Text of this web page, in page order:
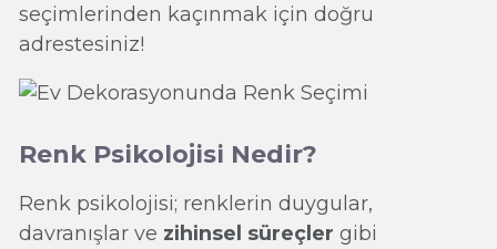
seçimlerinden kaçınmak için doğru
adrestesiniz!
Renk Psikolojisi Nedir?
Renk psikolojisi; renklerin duygular,
davranışlar ve zihinsel süreçler gibi